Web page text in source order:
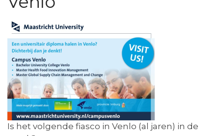
Is het volgende fiasco in Venlo (al jaren) in de